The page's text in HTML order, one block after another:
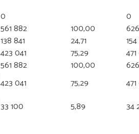
0
0
561 882 100,00
138 841 24,71
423 041 75,29
561 882 100,00
423 041 75,29
33 100 5,89
34